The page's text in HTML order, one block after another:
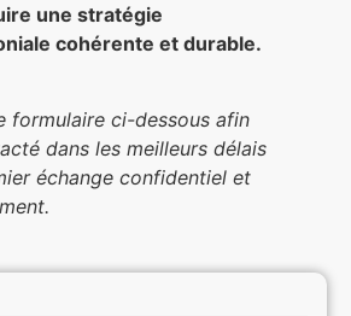
une stratégie
cohérente et durable.
formulaire ci-dessous afin
dans les meilleurs délais
échange confidentiel et